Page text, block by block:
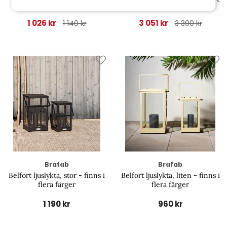
1 026 kr 1 140 kr 3 051 kr 3 390 kr
Brafab
Belfort ljuslykta, stor - finns i
flera färger
1 190 kr
Brafab
Belfort ljuslykta, liten - finns i
flera färger
960 kr